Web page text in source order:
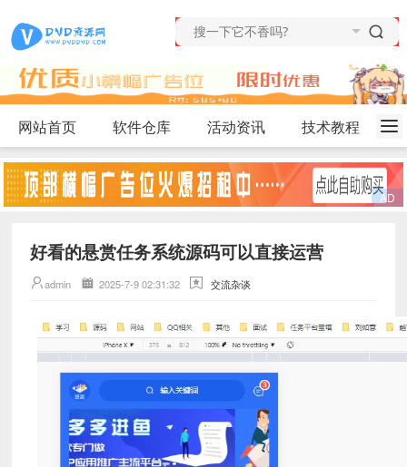
网站首页 软件仓库 活动资讯 技术教程
好看的悬赏任务系统源码可以直接运营
admin 2025-7-9 02:31:32 交流杂谈